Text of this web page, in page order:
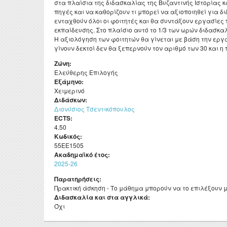
ΦΕΚ ίδρυσης και
επαγγελματικά δικαιώματα
Αξιολογήσεις
Πολιτική διασφάλισης
Μαθησιακά αποτελέσματα
Ακαδημαϊκό ημερολόγιο
Διατελέσαντα μέλη ΔΕΠ
Επίτιμοι Διδάκτορες
Προσωπικό
Ειδικό Τεχνικό και
Εργαστηριακό Προσωπικό
Διδάσκοντες μέσω ΕΣΠΑ
στα πλαίσια της διδασκαλίας της Βυζαντινής Ιστορίας
πηγές και να καθορίζουν τι μπορεί να αξιοποιηθεί
ενταχθούν όλοι οι φοιτητές και θα συντάξουν
εκπαίδευσης. Στο πλαίσιο αυτό το 1/3 των ωρών
Η αξιολόγηση των φοιτητών θα γίνεται με βάση την
γίνουν δεκτοί δεν θα ξεπερνούν τον αριθμό των 30 και
Ζώνη:
Ελεύθερης Επιλογής
Εξάμηνο:
Χειμερινό
Διδάσκων:
Διονύσιος Τσεντικόπουλος
ECTS:
4.50
Κωδικός:
55ΕΕ1505
Ακαδημαϊκό έτος:
2025-26
Παρατηρήσεις:
Πρακτική άσκηση - Το μάθημα μπορούν να το επιλέξουν
Διδασκαλία και στα αγγλικά:
Όχι